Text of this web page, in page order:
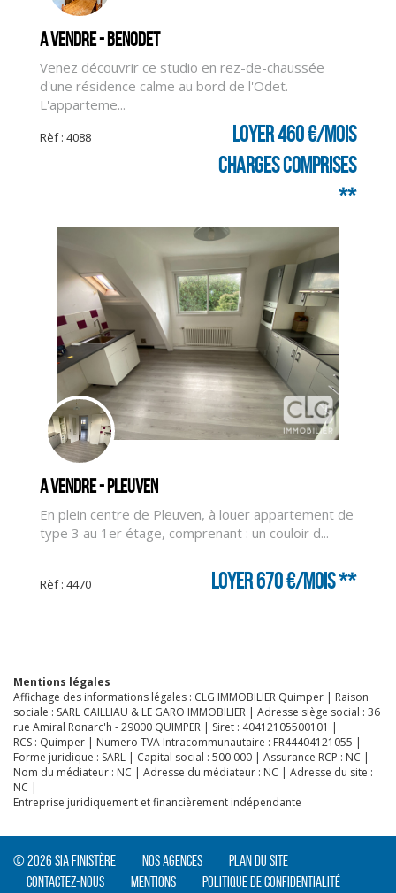
CLIQUER ICI POUR AGRANDIR
A vendre - BENODET
Venez découvrir ce studio en rez-de-chaussée
d'une résidence calme au bord de l'Odet.
L'apparteme...
Rèf : 4088
Loyer 460 €/mois
charges comprises
**
A vendre - PLEUVEN
En plein centre de Pleuven, à louer appartement de
type 3 au 1er étage, comprenant : un couloir d...
Rèf : 4470 Loyer 670 €/mois**
Mentions légales
Affichage des informations légales : CLG IMMOBILIER Quimper | Raison
sociale : SARL CAILLIAU & LE GARO IMMOBILIER | Adresse siège social : 36
rue Amiral Ronarc'h - 29000 QUIMPER | Siret : 40412105500101 |
RCS : Quimper | Numero TVA Intracommunautaire : FR44404121055 |
Forme juridique : SARL | Capital social : 500 000 | Assurance RCP : NC |
Nom du médiateur : NC | Adresse du médiateur : NC | Adresse du site :
NC |
Entreprise juridiquement et financièrement indépendante
© 2026 SIA Finistère Nos agences
Plan du site
Contactez-nous
Mentions Politique de confidentialité